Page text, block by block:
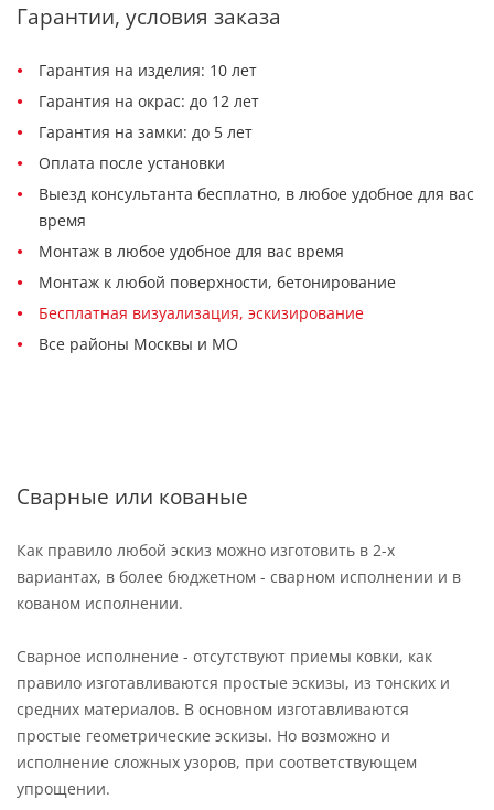
Гарантии, условия заказа
Гарантия на изделия: 10 лет
Гарантия на окрас: до 12 лет
Гарантия на замки: до 5 лет
Оплата после установки
Выезд консультанта бесплатно, в любое удобное для вас
время
Монтаж в любое удобное для вас время
Монтаж к любой поверхности, бетонирование
Бесплатная визуализация, эскизирование
Все районы Москвы и МО
Сварные или кованые
Как правило любой эскиз можно изготовить в 2-х
вариантах, в более бюджетном - сварном исполнении и в
кованом исполнении.
Сварное исполнение - отсутствуют приемы ковки, как
правило изготавливаются простые эскизы, из тонских и
средних материалов. В основном изготавливаются
простые геометрические эскизы. Но возможно и
исполнение сложных узоров, при соответствующем
упрощении.